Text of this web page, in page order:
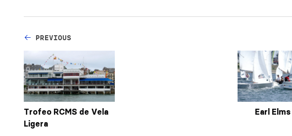
PREVIOUS
Trofeo RCMS de Vela
Ligera
Earl